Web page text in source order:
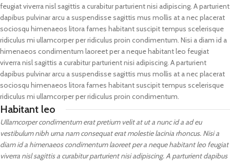
feugiat viverra nisl sagittis a curabitur parturient nisi adipiscing. A parturient
dapibus pulvinar arcu a suspendisse sagittis mus mollis at a nec placerat
sociosqu himenaeos litora fames habitant suscipit tempus scelerisque
ridiculus mi ullamcorper per ridiculus proin condimentum. Nisi a diam id a
himenaeos condimentum laoreet per a neque habitant leo feugiat
viverra nisl sagittis a curabitur parturient nisi adipiscing. A parturient
dapibus pulvinar arcu a suspendisse sagittis mus mollis at a nec placerat
sociosqu himenaeos litora fames habitant suscipit tempus scelerisque
ridiculus mi ullamcorper per ridiculus proin condimentum.
Habitant leo
Ullamcorper condimentum erat pretium velit at ut a nunc id a ad eu
vestibulum nibh urna nam consequat erat molestie lacinia rhoncus. Nisi a
diam id a himenaeos condimentum laoreet per a neque habitant leo feugiat
viverra nisl sagittis a curabitur parturient nisi adipiscing. A parturient dapibus